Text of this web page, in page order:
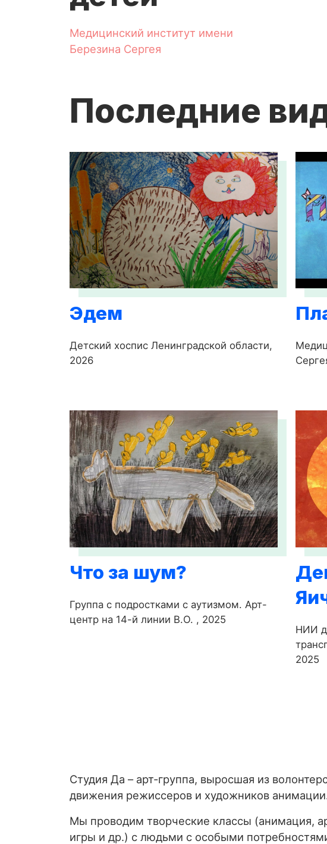
Медицинский институт имени
Березина Сергея
Последние
Эдем
Детский хоспис Ленинградской области,
2026
Что за шум?
Группа с подростками с аутизмом. Арт-
центр на 14-й линии В.О. , 2025
НИИ
2025
Студия Да – арт-группа, выросшая из
движения режиссеров и художников
Мы проводим творческие классы (анимация,
игры и др.) с людьми с особыми